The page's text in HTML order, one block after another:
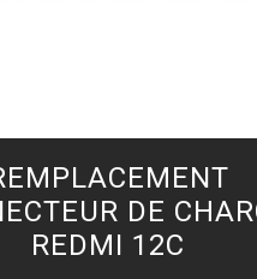
DE
REDMI 12C